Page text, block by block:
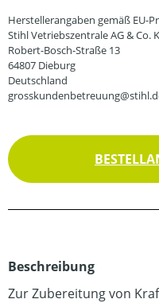
Herstellerangaben gemäß EU-
Stihl Vetriebszentrale AG & Co.
Robert-Bosch-Straße 13
64807 Dieburg
Deutschland
Beschreibung
Zur Zubereitung von